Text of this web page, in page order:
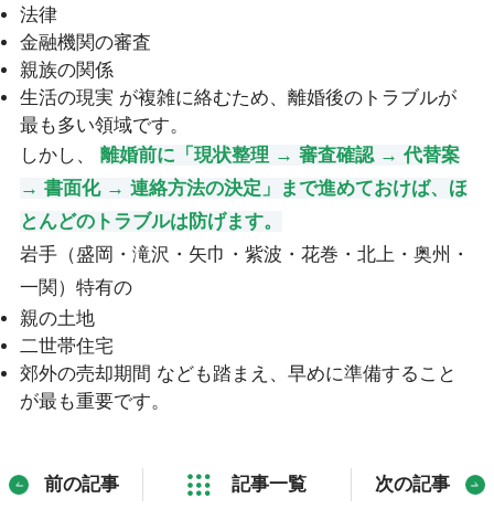
法律
金融機関の審査
親族の関係
生活の現実 が複雑に絡むため、離婚後のトラブルが
最も多い領域です。
しかし、 離婚前に「現状整理 → 審査確認 → 代替案
→ 書面化 → 連絡方法の決定」まで進めておけば、ほ
とんどのトラブルは防げます。
岩手（盛岡・滝沢・矢巾・紫波・花巻・北上・奥州・
一関）特有の
親の土地
二世帯住宅
郊外の売却期間 なども踏まえ、早めに準備すること
が最も重要です。
前の記事 記事一覧 次の記事